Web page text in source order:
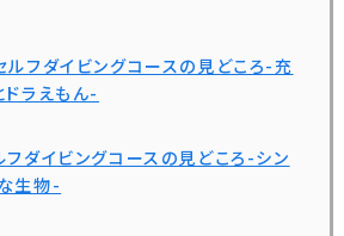
ルフダイビングコースの見どころ-充
ラえもん-
ダイビングコースの見どころ-シン
生物-